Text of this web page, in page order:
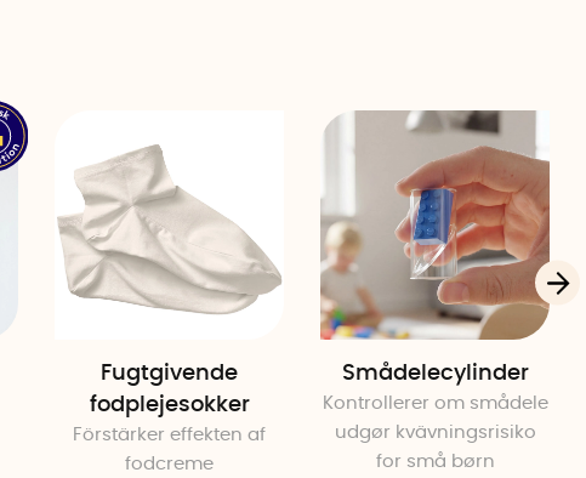
Fugtgivende
fodplejesokker
Förstärker effekten af
fodcreme
Smådelecylinder
Kontrollerer om smådele
udgør kvävningsrisiko
for små børn